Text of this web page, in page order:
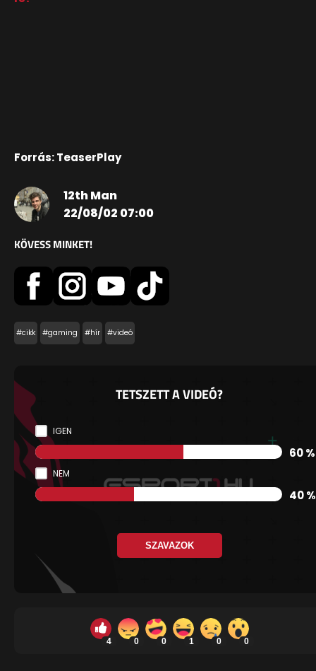
Forrás: TeaserPlay
12th Man
22/08/02 07:00
KÖVESS MINKET!
#cikk #gaming #hír #videó
TETSZETT A VIDEÓ?
IGEN
60 %
NEM
40 %
SZAVAZOK
4 0 0 1 0 0